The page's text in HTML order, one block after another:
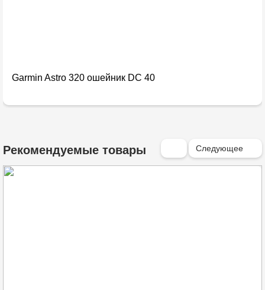
Garmin Astro 320 ошейник DC 40
Рекомендуемые товары Следующее